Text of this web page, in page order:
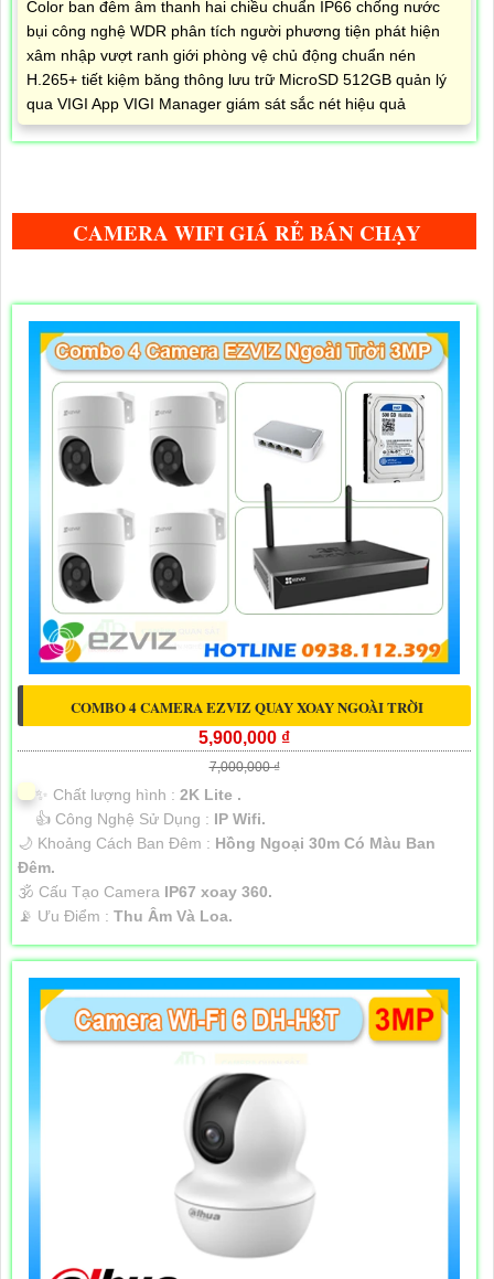
Color ban đêm âm thanh hai chiều chuẩn IP66 chống nước
bụi công nghệ WDR phân tích người phương tiện phát hiện
xâm nhập vượt ranh giới phòng vệ chủ động chuẩn nén
H.265+ tiết kiệm băng thông lưu trữ MicroSD 512GB quản lý
qua VIGI App VIGI Manager giám sát sắc nét hiệu quả
CAMERA WIFI GIÁ RẺ BÁN CHẠY
COMBO 4 CAMERA EZVIZ QUAY XOAY NGOÀI TRỜI
5,900,000 ₫
7,000,000 ₫
✨ Chất lượng hình : 2K Lite .
👍 Công Nghệ Sử Dụng : IP Wifi.
🌙 Khoảng Cách Ban Đêm : Hồng Ngoại 30m Có Màu Ban
Ðêm.
🕉️ Cấu Tạo Camera IP67 xoay 360.
️📡 Ưu Điểm : Thu Âm Và Loa.